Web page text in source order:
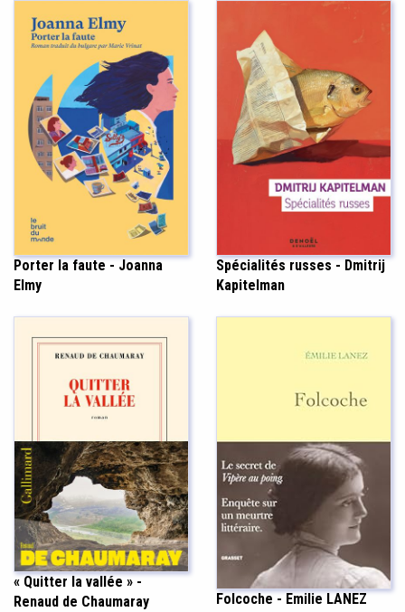
Porter la faute - Joanna
Elmy
Spécialités russes - Dmitrij
Kapitelman
« Quitter la vallée » -
Renaud de Chaumaray
Folcoche - Emilie LANEZ